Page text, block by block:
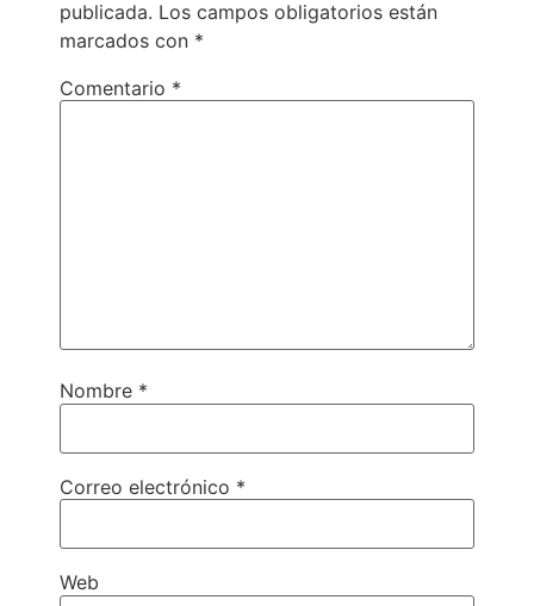
publicada. Los campos obligatorios están
marcados con *
Comentario *
Nombre *
Correo electrónico *
Web